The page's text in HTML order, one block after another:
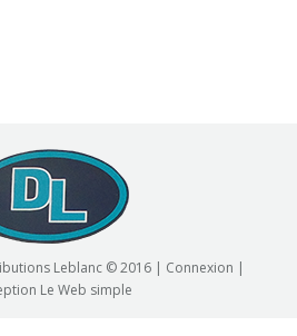
Leblanc © 2016 | Connexion |
Le Web simple